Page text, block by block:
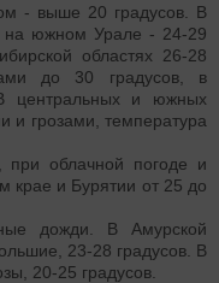
- выше 20 градусов. В
на южном Урале - 24-29
областях 26-28
до 30 градусов, в
центральных и южных
и грозами, температура
при облачной погоде и
крае и Бурятии от 25 до
дожди. В Амурской
23-28 градусов. В
20-25 градусов.